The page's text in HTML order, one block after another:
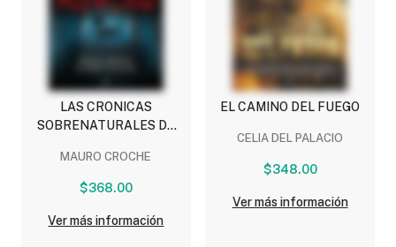
LAS CRONICAS
SOBRENATURALES DE
MAURO CROCHE
$368.00
Ver más información
EL CAMINO DEL FUEGO
CELIA DEL PALACIO
$348.00
Ver más información